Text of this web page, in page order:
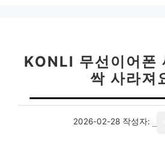
KONLI 무선이어폰
싹 사라져
2026-02-28 작성자: